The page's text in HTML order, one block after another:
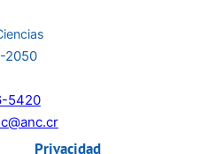
2050
5420
Privacidad